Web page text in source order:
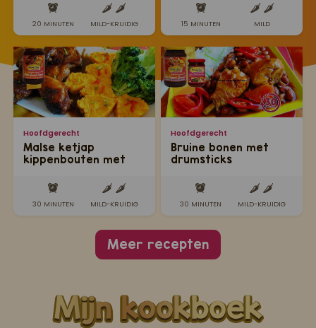
20 MINUTEN MILD-KRUIDIG
Hoofdgerecht
Malse ketjap
kippenbouten met
30 MINUTEN MILD-KRUIDIG
15 MINUTEN MILD
Hoofdgerecht
Bruine bonen met
drumsticks
30 MINUTEN MILD-KRUIDIG
Meer recepten